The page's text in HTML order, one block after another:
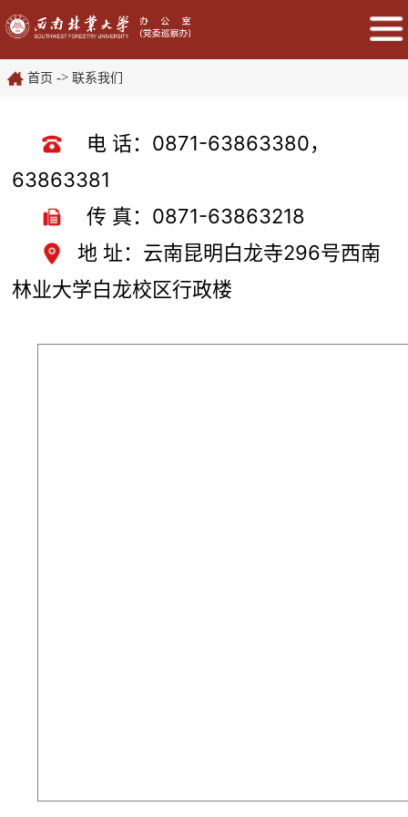
首页 -> 联系我们
电 话：0871-63863380，
63863381
传 真：0871-63863218
地 址：云南昆明白龙寺296号西南
林业大学白龙校区行政楼